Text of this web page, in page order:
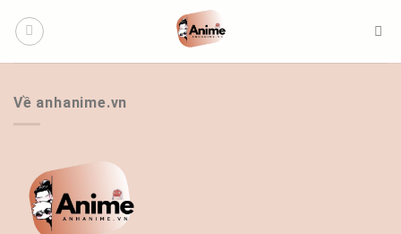
qua
Về anhanime.vn